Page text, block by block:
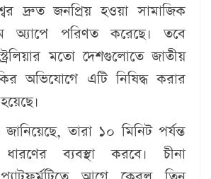
দ্রুত জনপ্রিয় হওয়া সামাজিক
অ্যাপে পরিণত করেছে। তবে
মতো দেশগুলোতে জাতীয়
অভিযোগে এটি নিষিদ্ধ করার
তারা ১০ মিনিট পর্যন্ত
ব্যবস্থা করবে। চীনা